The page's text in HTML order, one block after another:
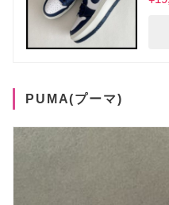
PUMA(プーマ)